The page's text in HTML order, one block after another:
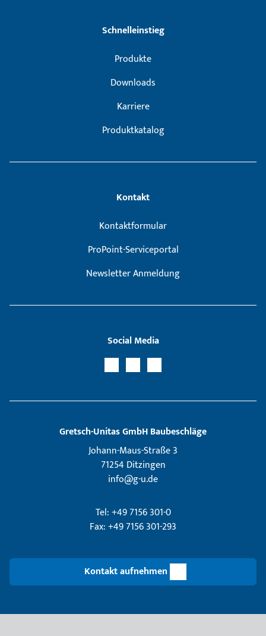
Schnelleinstieg
Produkte
Downloads
Karriere
Produktkatalog
Kontakt
Kontaktformular
ProPoint-Serviceportal
Newsletter Anmeldung
Social Media
Gretsch­-Unitas GmbH Baubeschläge
Johann-Maus-Straße 3
71254 Ditzingen
info@g-u.de
Tel: +49 7156 301-0
Fax: +49 7156 301-293
Kontakt aufnehmen